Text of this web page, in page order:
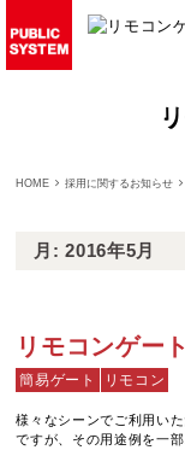
HOME 採用に関するお知らせ
月:2016年5月
リモコンゲー
簡易ゲート リモコン
様々なシーンでご利用い
ですが、その用途例を一